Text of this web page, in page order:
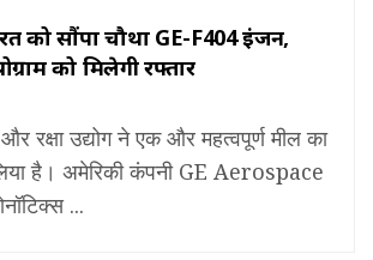
को सौंपा चौथा GE-F404 इंजन,
को मिलेगी रफ्तार
और रक्षा उद्योग ने एक और महत्वपूर्ण मील का
है। अमेरिकी कंपनी GE Aerospace
...